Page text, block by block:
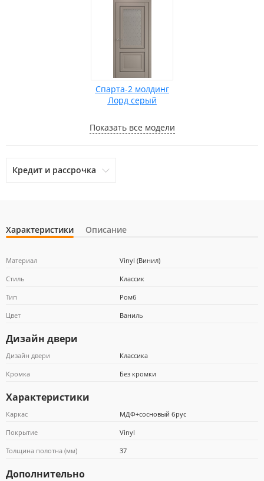
Спарта-2 молдинг
Лорд серый
Показать все модели
Кредит и рассрочка
otpbank
Характеристики
Материал Vinyl (Винил)
Стиль Классик
Тип Ромб
Цвет Ваниль
Дизайн двери
Дизайн двери Классика
Кромка Без кромки
Характеристики
Каркас МДФ+сосновый брус
Покрытие Vinyl
Толщина полотна (мм) 37
Дополнительно
Описание